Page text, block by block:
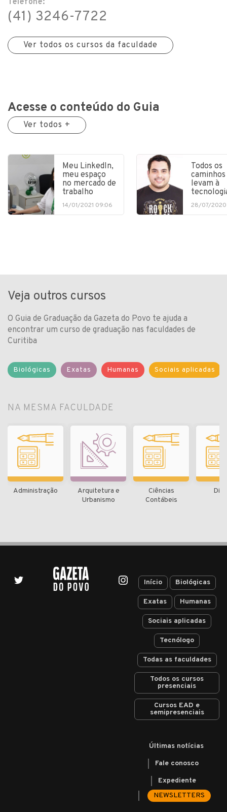
Telefone:
(41) 3246-7722
Ver todos os cursos da faculdade
Acesse o conteúdo do Guia
Ver todos +
Meu LinkedIn,
meu espaço
no mercado de
trabalho
14/01/2021 09:06
Todos os
caminhos
levam à
28/07/2020
Veja outros cursos
O Guia de Graduação da Gazeta do Povo te ajuda a
encontrar um curso de graduação nas faculdades de
Curitiba
Biológicas Exatas Humanas Sociais aplicadas
NA MESMA FACULDADE
Administração
Arquitetura e
Urbanismo
Ciências
Contábeis
Início Biológicas
Exatas Humanas
Sociais aplicadas
Tecnólogo
Todas as faculdades
Todos os cursos
presenciais
Cursos EAD e
semipresenciais
Últimas notícias
Fale conosco
Expediente
NEWSLETTERS